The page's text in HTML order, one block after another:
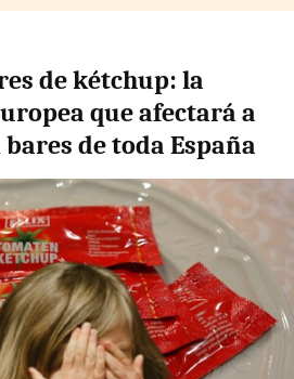
de kétchup: la
que afectará a
de toda España